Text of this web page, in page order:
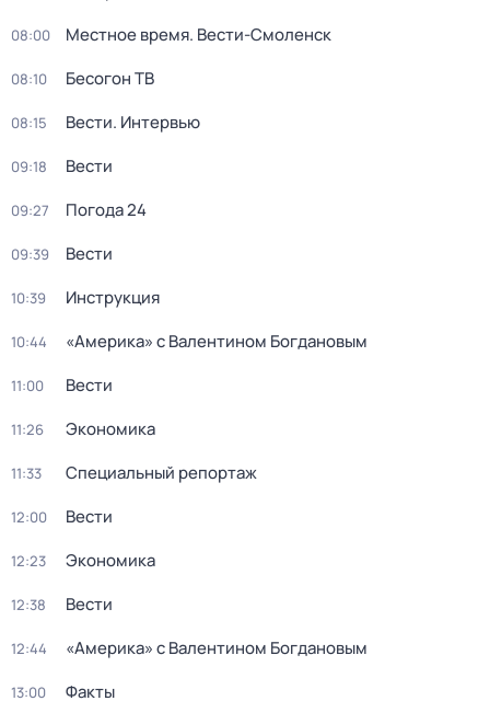
08:00 Местное время. Вести-Смоленск
08:10 Бесогон ТВ
08:15 Вести. Интервью
09:18 Вести
09:27 Погода 24
09:39 Вести
10:39 Инструкция
10:44 «Америка» с Валентином Богдановым
11:00 Вести
11:26 Экономика
11:33 Специальный репортаж
12:00 Вести
12:23 Экономика
12:38 Вести
12:44 «Америка» с Валентином Богдановым
13:00 Факты